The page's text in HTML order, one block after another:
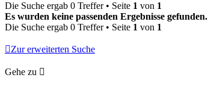
Die Suche ergab 0 Treffer • Seite 1 von 1
Es wurden keine passenden Ergebnisse gefunden.
Die Suche ergab 0 Treffer • Seite 1 von 1
Zur erweiterten Suche
Gehe zu